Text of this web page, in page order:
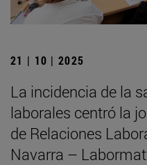
21 | 10 | 2025
La incidencia de la
laborales centró la
de Relaciones
Navarra –